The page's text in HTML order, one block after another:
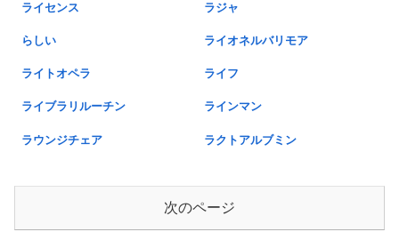
ライセンス ラジャ
らしい ライオネルバリモア
ライトオペラ ライフ
ライブラリルーチン ラインマン
ラウンジチェア ラクトアルブミン
次のページ